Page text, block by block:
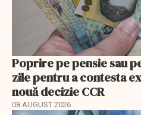
Poprire pe pensie sau
zile pentru a contesta
nouă decizie CCR
08 AUGUST 2026